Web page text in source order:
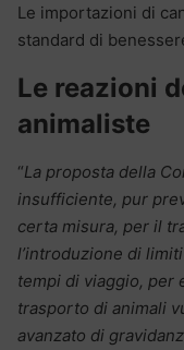
Le importazioni di
standard di
Le reazioni
animaliste
“La proposta della
insufficiente, pur
certa misura, per il
l’introduzione di
tempi di viaggio, per
trasporto di animali
avanzato di